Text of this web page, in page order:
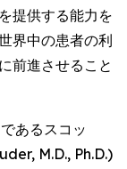
提供する能力を
界中の患者の利
前進させること
あるスコッ
M.D., Ph.D.)